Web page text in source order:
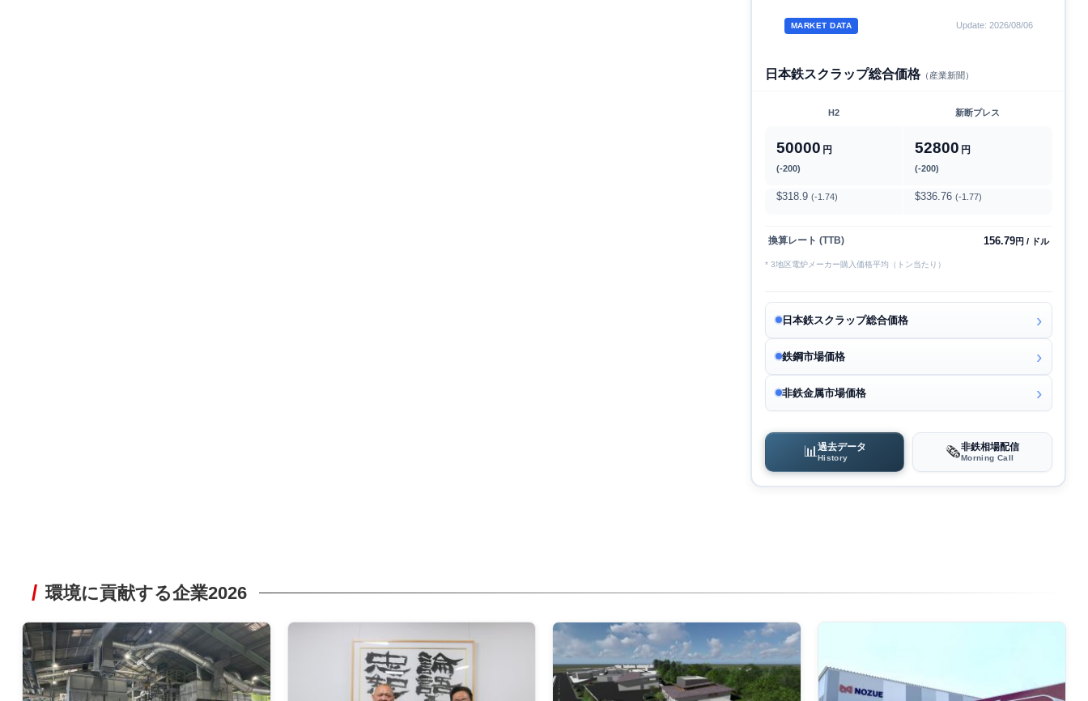
MARKET DATA Update: 2026/08/06
日本鉄スクラップ総合価格（産業新聞）
H2 新断プレス
50000 円
(-200)
52800 円
(-200)
$318.9 (-1.74) $336.76 (-1.77)
換算レート (TTB) 156.79円 / ドル
* 3地区電炉メーカー購入価格平均（トン当たり）
日本鉄スクラップ総合価格
鉄鋼市場価格
非鉄金属市場価格
📊 過去データ
History 🗞️非鉄相場配信
Morning Call
環境に貢献する企業2026